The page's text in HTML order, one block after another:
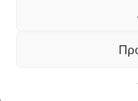
Ηλεκτρονικής